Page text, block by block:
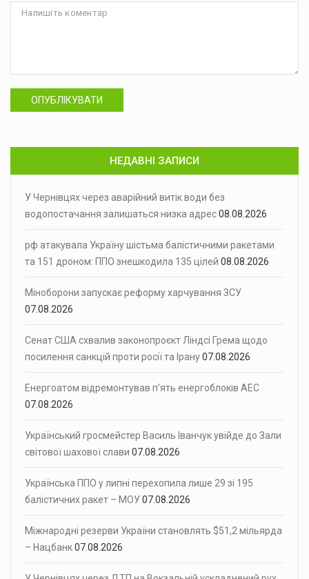
ОПУБЛІКУВАТИ
НЕДАВНІ ЗАПИСИ
У Чернівцях через аварійний витік води без
водопостачання залишаться низка адрес08.08.2026
рф атакувала Україну шістьма балістичними ракетами
та 151 дроном: ППО знешкодила 135 цілей 08.08.2026
Міноборони запускає реформу харчування ЗСУ
07.08.2026
Сенат США схвалив законопроєкт Ліндсі Грема щодо
посилення санкцій проти росії та Ірану07.08.2026
Енергоатом відремонтував п’ять енергоблоків АЕС
07.08.2026
Український гросмейстер Василь Іванчук увійде до Зали
світової шахової слави 07.08.2026
Українська ППО у липні перехопила лише 29 зі 195
балістичних ракет – МОУ07.08.2026
Міжнародні резерви України становлять $51,2 мільярда
– Нацбанк07.08.2026